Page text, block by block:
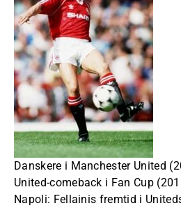
Danskere i Manchester United
United-comeback i Fan Cup
Napoli: Fellainis fremtid i